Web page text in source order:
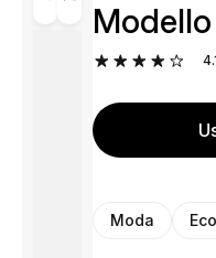
Moda